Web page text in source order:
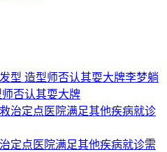
李梦躺
否认其耍大牌
定点医院满足其他疾病就诊需